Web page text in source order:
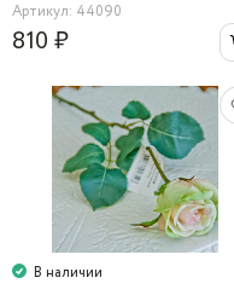
Артикул: 44090
810 ₽
В наличии